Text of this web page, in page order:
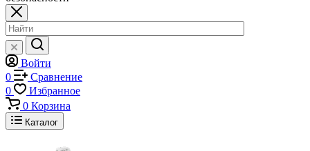
Войти
0
Сравнение
0
Избранное
0 Корзина
Каталог